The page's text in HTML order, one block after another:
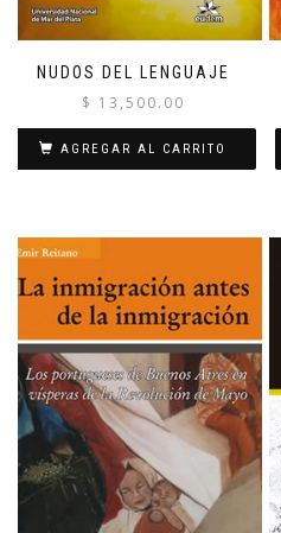
NUDOS DEL LENGUAJE
$ 13,500.00
AGREGAR AL CARRITO